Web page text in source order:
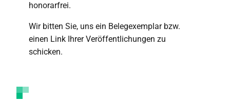
honorarfrei.
Wir bitten Sie, uns ein Belegexemplar bzw.
einen Link Ihrer Veröffentlichungen zu
schicken.